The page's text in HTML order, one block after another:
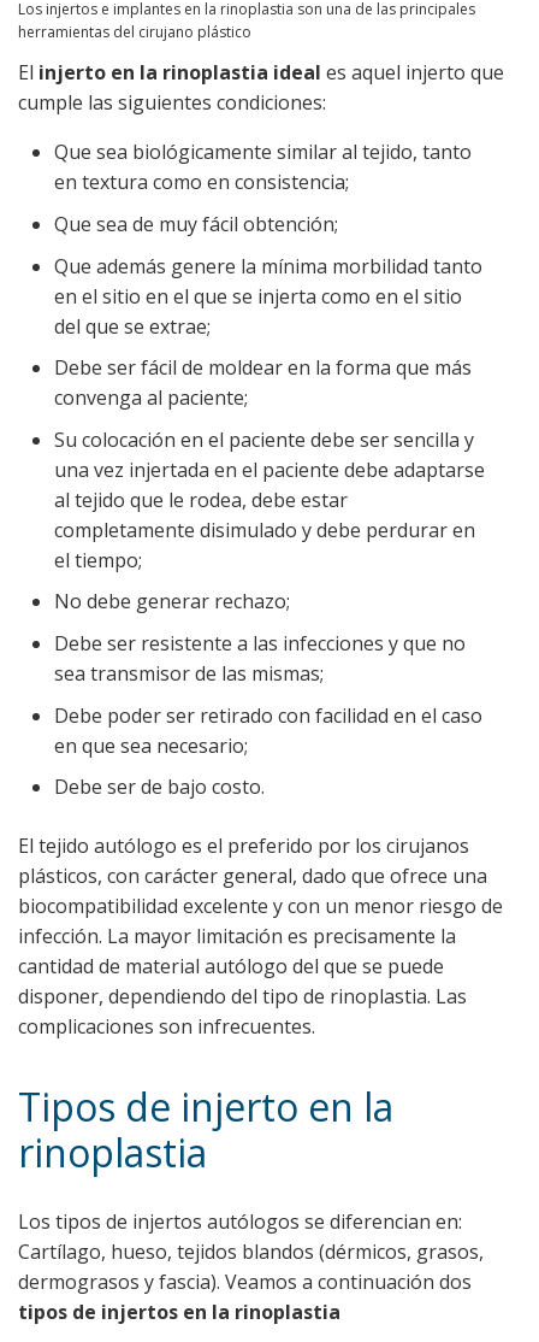
Los injertos e implantes en la rinoplastia son una de las principales
herramientas del cirujano plástico
El injerto en la rinoplastia ideal es aquel injerto que
cumple las siguientes condiciones:
Que sea biológicamente similar al tejido, tanto
en textura como en consistencia;
Que sea de muy fácil obtención;
Que además genere la mínima morbilidad tanto
en el sitio en el que se injerta como en el sitio
del que se extrae;
Debe ser fácil de moldear en la forma que más
convenga al paciente;
Su colocación en el paciente debe ser sencilla y
una vez injertada en el paciente debe adaptarse
al tejido que le rodea, debe estar
completamente disimulado y debe perdurar en
el tiempo;
No debe generar rechazo;
Debe ser resistente a las infecciones y que no
sea transmisor de las mismas;
Debe poder ser retirado con facilidad en el caso
en que sea necesario;
Debe ser de bajo costo.
El tejido autólogo es el preferido por los cirujanos
plásticos, con carácter general, dado que ofrece una
biocompatibilidad excelente y con un menor riesgo de
infección. La mayor limitación es precisamente la
cantidad de material autólogo del que se puede
disponer, dependiendo del tipo de rinoplastia. Las
complicaciones son infrecuentes.
Tipos de injerto en la
rinoplastia
Los tipos de injertos autólogos se diferencian en:
Cartílago, hueso, tejidos blandos (dérmicos, grasos,
dermograsos y fascia). Veamos a continuación dos
tipos de injertos en la rinoplastia